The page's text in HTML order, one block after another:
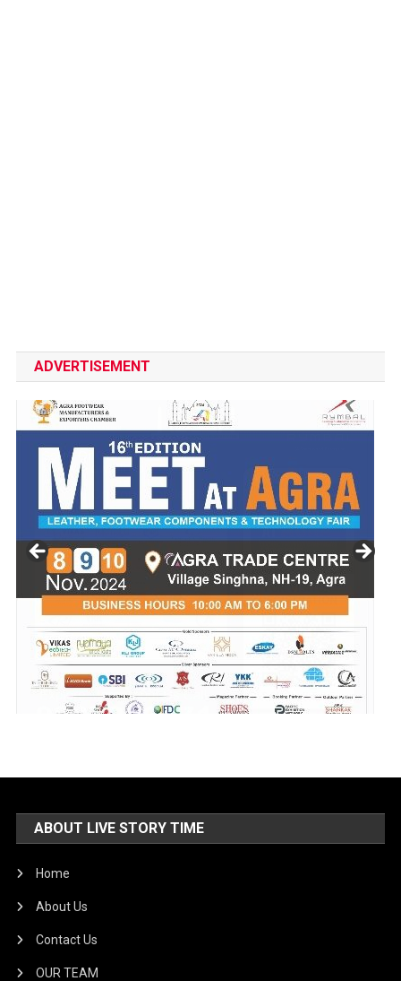
ADVERTISEMENT
ABOUT LIVE STORY TIME
Home
About Us
Contact Us
OUR TEAM